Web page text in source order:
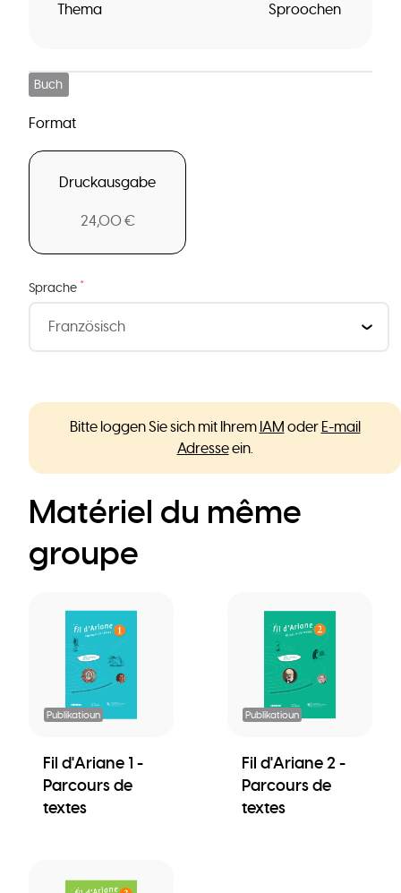
Thema Sproochen
Buch
Format
Druckausgabe
24,00 €
Sprache *
Bitte loggen Sie sich mit Ihrem IAM oder E-mail
Adresseein.
Matériel du même
groupe
Publikatioun
Fil d'Ariane 1 -
Parcours de
textes
Publikatioun
Fil d'Ariane 2 -
Parcours de
textes